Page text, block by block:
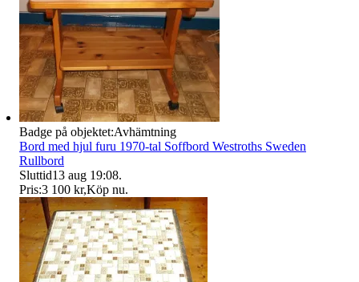
Badge på objektet:Avhämtning
Bord med hjul furu 1970-tal Soffbord Westroths Sweden
Rullbord
Sluttid13 aug 19:08.
Pris:3 100 kr,Köp nu.